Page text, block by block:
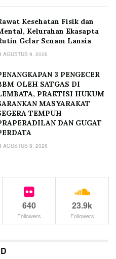
Kesehatan Fisik dan
Kelurahan Ekasapta
Gelar Senam Lansia
AGUSTUS 9, 2026
3 PENGECER
OLEH SATGAS DI
PRAKTISI HUKUM
MASYARAKAT
TEMPUH
DAN GUGAT
AGUSTUS 8, 2026
640
Followers
23.9k
Followers